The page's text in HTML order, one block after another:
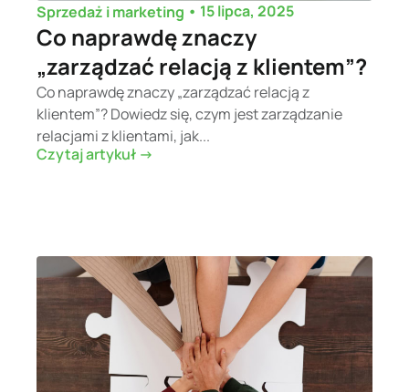
Sprzedaż i marketing • 15 lipca, 2025
Co naprawdę znaczy
„zarządzać relacją z klientem”?
Co naprawdę znaczy „zarządzać relacją z
klientem”? Dowiedz się, czym jest zarządzanie
relacjami z klientami, jak...
Czytaj artykuł ->